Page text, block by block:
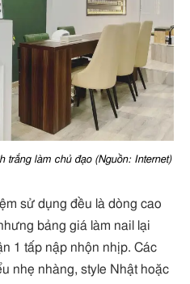
trắng làm chủ đạo (Nguồn: Internet)
sử dụng đều là dòng cao
bảng giá làm nail lại
1 tấp nập nhộn nhịp. Các
nhẹ nhàng, style Nhật hoặc